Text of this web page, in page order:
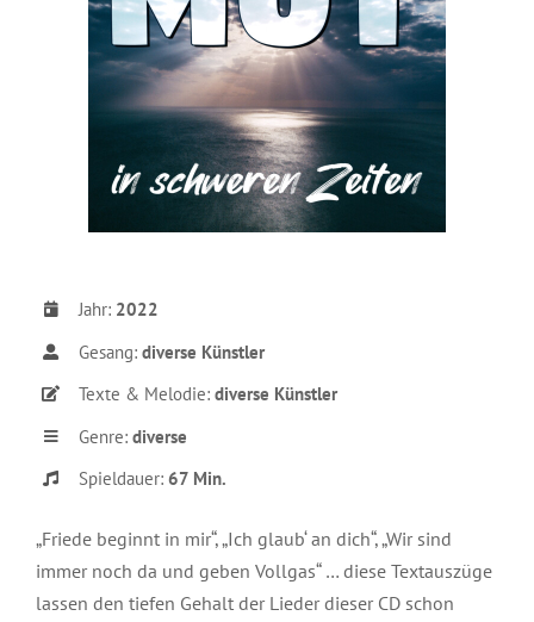
Jahr: 2022
Gesang: diverse Künstler
Texte & Melodie: diverse Künstler
Genre: diverse
Spieldauer: 67 Min.
„Friede beginnt in mir“, „Ich glaub‘ an dich“, „Wir sind
immer noch da und geben Vollgas“ … diese Textauszüge
lassen den tiefen Gehalt der Lieder dieser CD schon